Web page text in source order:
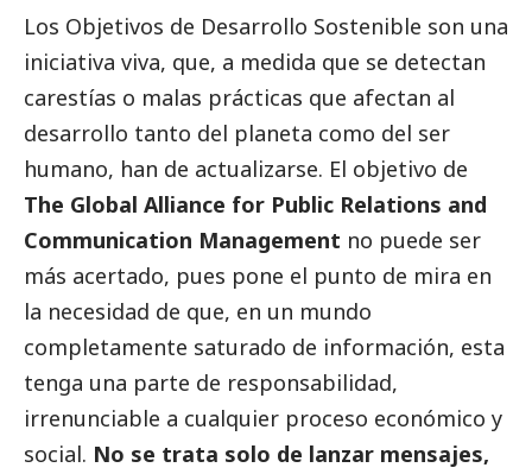
Los Objetivos de Desarrollo Sostenible son una
iniciativa viva, que, a medida que se detectan
carestías o malas prácticas que afectan al
desarrollo tanto del planeta como del ser
humano, han de actualizarse. El objetivo de
The Global Alliance for Public Relations and
Communication Management no puede ser
más acertado, pues pone el punto de mira en
la necesidad de que, en un mundo
completamente saturado de información, esta
tenga una parte de responsabilidad,
irrenunciable a cualquier proceso económico y
social. No se trata solo de lanzar mensajes,